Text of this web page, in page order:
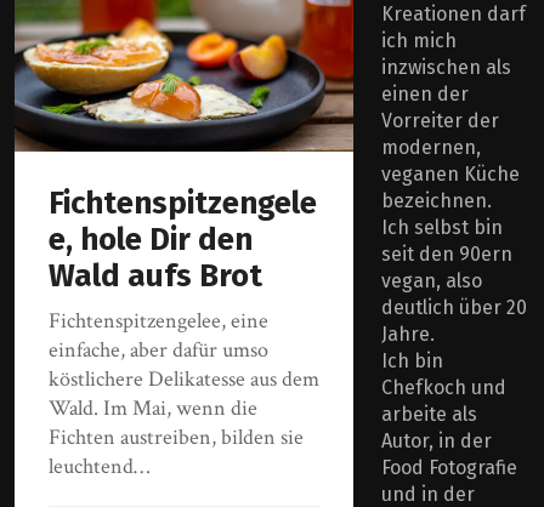
Fichtenspitzengele
e, hole Dir den
Wald aufs Brot
Fichtenspitzengelee, eine
einfache, aber dafür umso
köstlichere Delikatesse aus dem
Wald. Im Mai, wenn die
Fichten austreiben, bilden sie
leuchtend…
Kreationen darf
ich mich
inzwischen als
einen der
Vorreiter der
modernen,
veganen Küche
bezeichnen.
Ich selbst bin
seit den 90ern
vegan, also
deutlich über 20
Jahre.
Ich bin
Chefkoch und
arbeite als
Autor, in der
Food Fotografie
und in der